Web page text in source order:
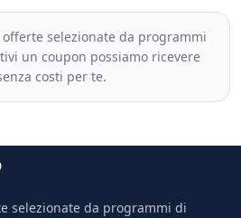
selezionate da programmi
un coupon possiamo ricevere
costi per te.
selezionate da programmi di